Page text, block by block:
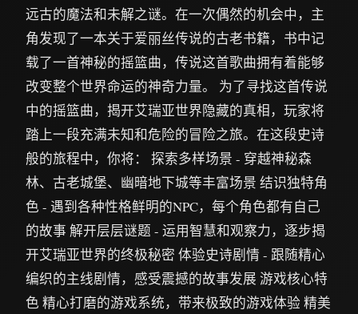
远古的魔法和未解之谜。在一次偶然的机会中，主
角发现了一本关于爱丽丝传说的古老书籍，书中记
载了一首神秘的摇篮曲，传说这首歌曲拥有着能够
改变整个世界命运的神奇力量。 为了寻找这首传说
中的摇篮曲，揭开艾瑞亚世界隐藏的真相，玩家将
踏上一段充满未知和危险的冒险之旅。在这段史诗
般的旅程中，你将： 探索多样场景 - 穿越神秘森
林、古老城堡、幽暗地下城等丰富场景 结识独特角
色 - 遇到各种性格鲜明的NPC，每个角色都有自己
的故事 解开层层谜题 - 运用智慧和观察力，逐步揭
开艾瑞亚世界的终极秘密 体验史诗剧情 - 跟随精心
编织的主线剧情，感受震撼的故事发展 游戏核心特
色 精心打磨的游戏系统，带来极致的游戏体验 精美